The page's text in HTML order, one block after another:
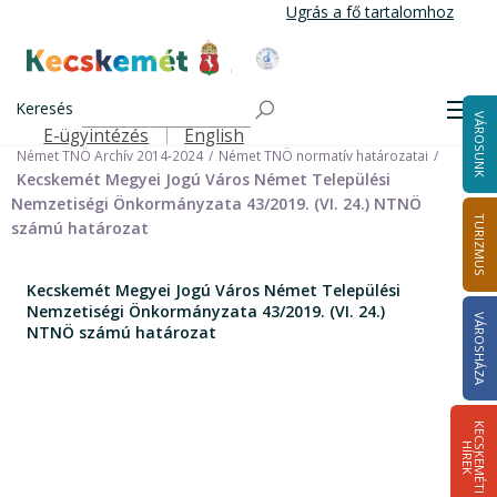
tartalomra
Ugrás a fő tartalomhoz
Kecskemét Város Honlapja
Keresés
Felső navigáció
E-ügyintézés English VÁROSUNK
TURIZMUS
VÁROSHÁZA
K
E
C
S
K
E
M
É
T
I
HÍ
R
E
K
Önkormányzat
Nemzetiségi Önkormányzatok
Német Települési Nemzetiségi Önkormányzat
Német TNÖ Archív 2014-2024
Német TNÖ normatív határozatai
Kecskemét Megyei Jogú Város Német Települési
Nemzetiségi Önkormányzata 43/2019. (VI. 24.) NTNÖ
számú határozat
Kecskemét Megyei Jogú Város Német Települési
Nemzetiségi Önkormányzata 43/2019. (VI. 24.)
NTNÖ számú határozat